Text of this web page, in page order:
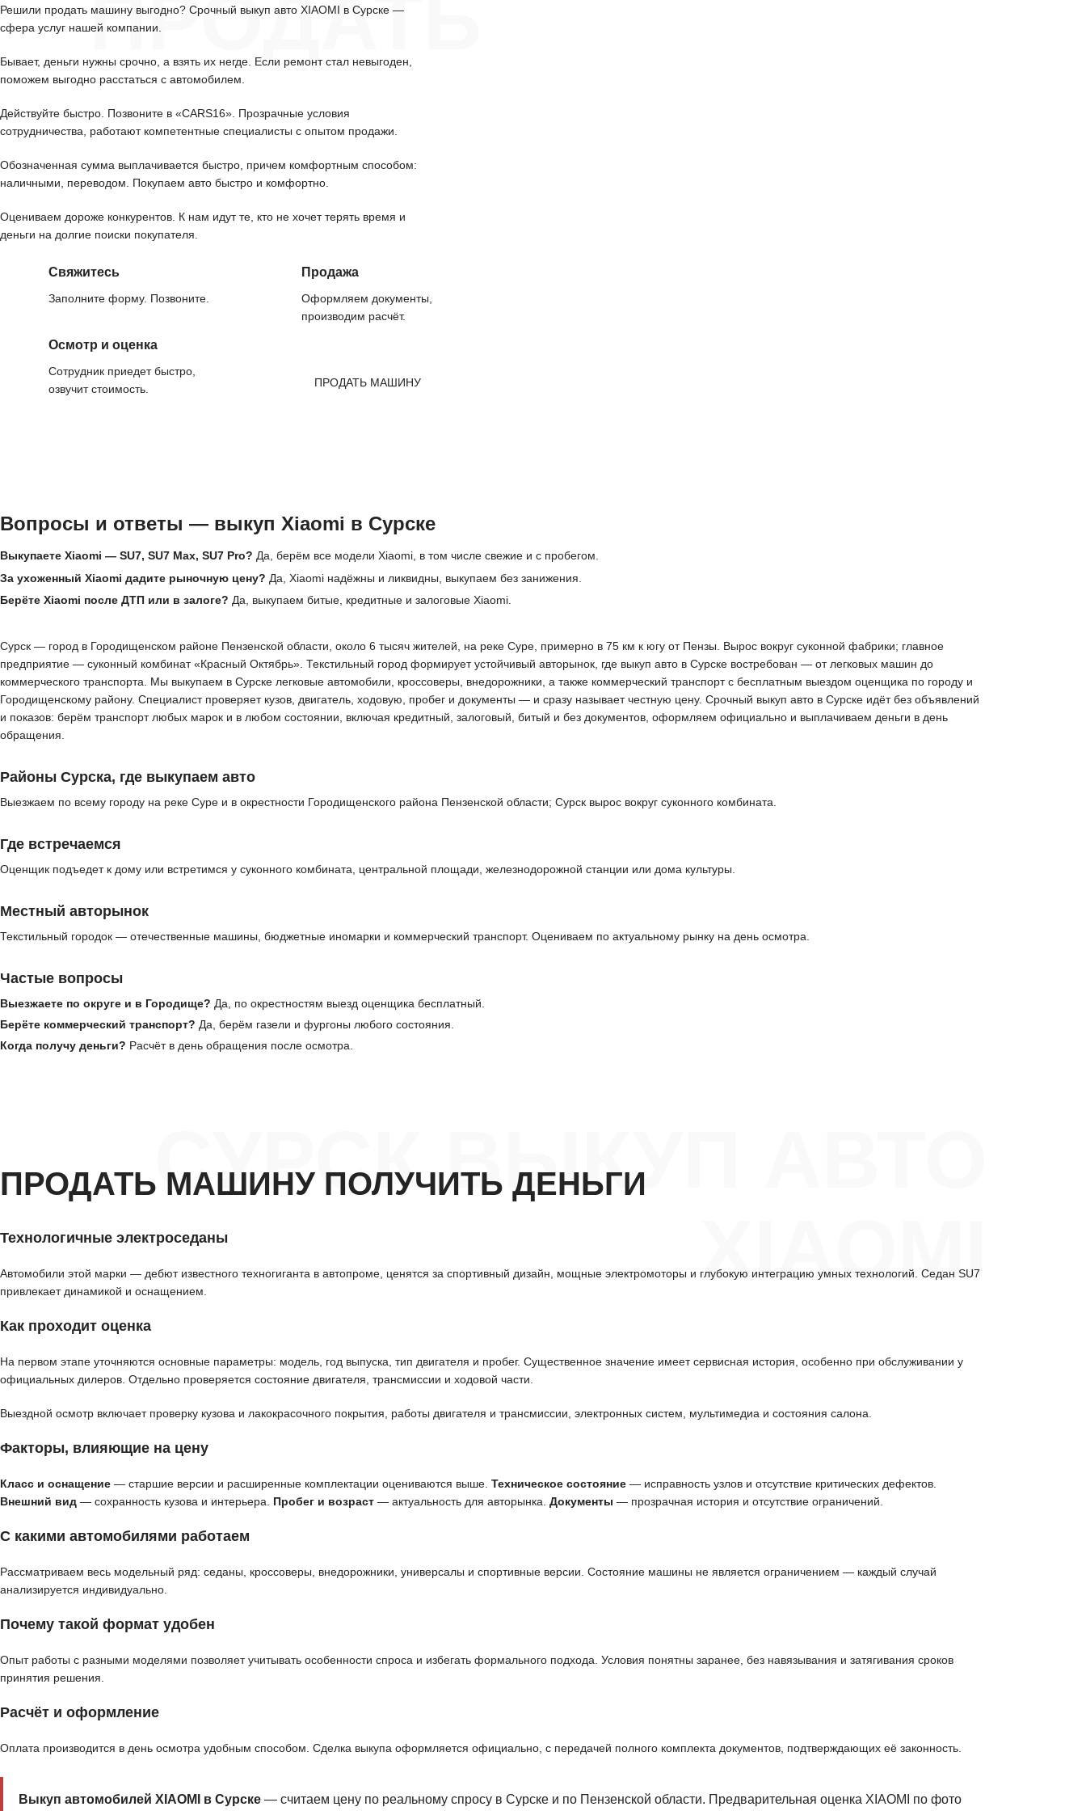
ПРОДАТЬ
Решили продать машину выгодно? Срочный выкуп авто XIAOMI в Сурске —
сфера услуг нашей компании.
Бывает, деньги нужны срочно, а взять их негде. Если ремонт стал невыгоден,
поможем выгодно расстаться с автомобилем.
Действуйте быстро. Позвоните в «CARS16». Прозрачные условия
сотрудничества, работают компетентные специалисты с опытом продажи.
Обозначенная сумма выплачивается быстро, причем комфортным способом:
наличными, переводом. Покупаем авто быстро и комфортно.
Оцениваем дороже конкурентов. К нам идут те, кто не хочет терять время и
деньги на долгие поиски покупателя.
Свяжитесь
Заполните форму. Позвоните.
Осмотр и оценка
Сотрудник приедет быстро,
озвучит стоимость.
Продажа
Оформляем документы,
производим расчёт.
ПРОДАТЬ МАШИНУ
Вопросы и ответы — выкуп Xiaomi в Сурске
Выкупаете Xiaomi — SU7, SU7 Max, SU7 Pro? Да, берём все модели Xiaomi, в том числе свежие и с пробегом.
За ухоженный Xiaomi дадите рыночную цену? Да, Xiaomi надёжны и ликвидны, выкупаем без занижения.
Берёте Xiaomi после ДТП или в залоге? Да, выкупаем битые, кредитные и залоговые Xiaomi.
Сурск — город в Городищенском районе Пензенской области, около 6 тысяч жителей, на реке Суре, примерно в 75 км к югу от Пензы. Вырос вокруг суконной фабрики; главное
предприятие — суконный комбинат «Красный Октябрь». Текстильный город формирует устойчивый авторынок, где выкуп авто в Сурске востребован — от легковых машин до
коммерческого транспорта. Мы выкупаем в Сурске легковые автомобили, кроссоверы, внедорожники, а также коммерческий транспорт с бесплатным выездом оценщика по городу и
Городищенскому району. Специалист проверяет кузов, двигатель, ходовую, пробег и документы — и сразу называет честную цену. Срочный выкуп авто в Сурске идёт без объявлений
и показов: берём транспорт любых марок и в любом состоянии, включая кредитный, залоговый, битый и без документов, оформляем официально и выплачиваем деньги в день
обращения.
Районы Сурска, где выкупаем авто
Выезжаем по всему городу на реке Суре и в окрестности Городищенского района Пензенской области; Сурск вырос вокруг суконного комбината.
Где встречаемся
Оценщик подъедет к дому или встретимся у суконного комбината, центральной площади, железнодорожной станции или дома культуры.
Местный авторынок
Текстильный городок — отечественные машины, бюджетные иномарки и коммерческий транспорт. Оцениваем по актуальному рынку на день осмотра.
Частые вопросы
Выезжаете по округе и в Городище? Да, по окрестностям выезд оценщика бесплатный.
Берёте коммерческий транспорт? Да, берём газели и фургоны любого состояния.
Когда получу деньги? Расчёт в день обращения после осмотра.
СУРСК ВЫКУП АВТО
XIAOMI
ПРОДАТЬ МАШИНУ ПОЛУЧИТЬ ДЕНЬГИ
Технологичные электроседаны
Автомобили этой марки — дебют известного техногиганта в автопроме, ценятся за спортивный дизайн, мощные электромоторы и глубокую интеграцию умных технологий. Седан SU7
привлекает динамикой и оснащением.
Как проходит оценка
На первом этапе уточняются основные параметры: модель, год выпуска, тип двигателя и пробег. Существенное значение имеет сервисная история, особенно при обслуживании у
официальных дилеров. Отдельно проверяется состояние двигателя, трансмиссии и ходовой части.
Выездной осмотр включает проверку кузова и лакокрасочного покрытия, работы двигателя и трансмиссии, электронных систем, мультимедиа и состояния салона.
Факторы, влияющие на цену
Класс и оснащение — старшие версии и расширенные комплектации оцениваются выше. Техническое состояние — исправность узлов и отсутствие критических дефектов.
Внешний вид — сохранность кузова и интерьера. Пробег и возраст — актуальность для авторынка. Документы — прозрачная история и отсутствие ограничений.
С какими автомобилями работаем
Рассматриваем весь модельный ряд: седаны, кроссоверы, внедорожники, универсалы и спортивные версии. Состояние машины не является ограничением — каждый случай
анализируется индивидуально.
Почему такой формат удобен
Опыт работы с разными моделями позволяет учитывать особенности спроса и избегать формального подхода. Условия понятны заранее, без навязывания и затягивания сроков
принятия решения.
Расчёт и оформление
Оплата производится в день осмотра удобным способом. Сделка выкупа оформляется официально, с передачей полного комплекта документов, подтверждающих её законность.
Выкуп автомобилей XIAOMI в Сурске— считаем цену по реальному спросу в Сурске и по Пензенской области. Предварительная оценка XIAOMI по фото